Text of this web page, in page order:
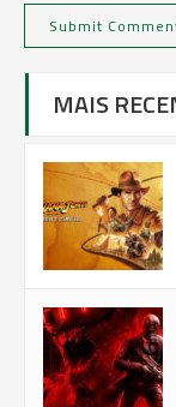
MAIS